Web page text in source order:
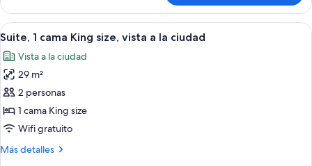
a
la
ciudad
1
cama
King
vista
a
la
ciudad
Ver
todas
las
fotos
de
Suite,
1
King
Una sala de estar con sofá, una
5
Suite, 1 cama King size, vista a la ciudad
Vista a la ciudad
29 m²
2 personas
1 cama King size
Wifi gratuito
Más detalles
Más